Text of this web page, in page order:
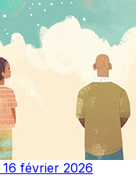
16 février 2026